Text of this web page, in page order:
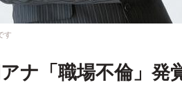
す
ナ「職場不倫」